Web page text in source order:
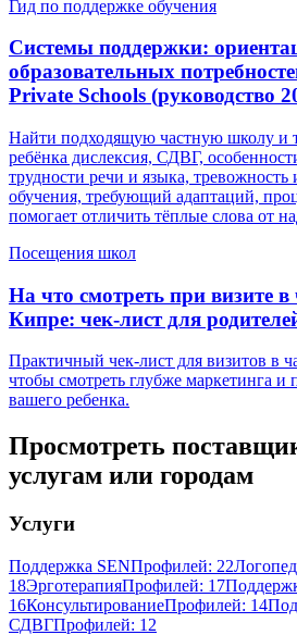
Гид по поддержке обучения
Системы поддержки:
образовательных
Private Schools (руководство
Найти подходящую частную школу и
ребёнка дислексия, СДВГ,
трудности речи и языка,
обучения, требующий адаптаций,
помогает отличить тёплые слова от
Посещения школ
На что смотреть при визите
Кипре: чек-лист для
Практичный чек-лист для визитов в
чтобы смотреть глубже маркетинга и
вашего ребенка.
Просмотреть
услугам или городам
Услуги
Поддержка SENПрофилей: 22
18ЭрготерапияПрофилей: 17
16КонсультированиеПрофилей: 14
СДВГПрофилей: 12